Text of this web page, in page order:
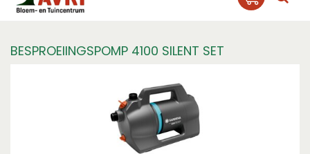
BESPROEIINGSPOMP 4100 SILENT SET